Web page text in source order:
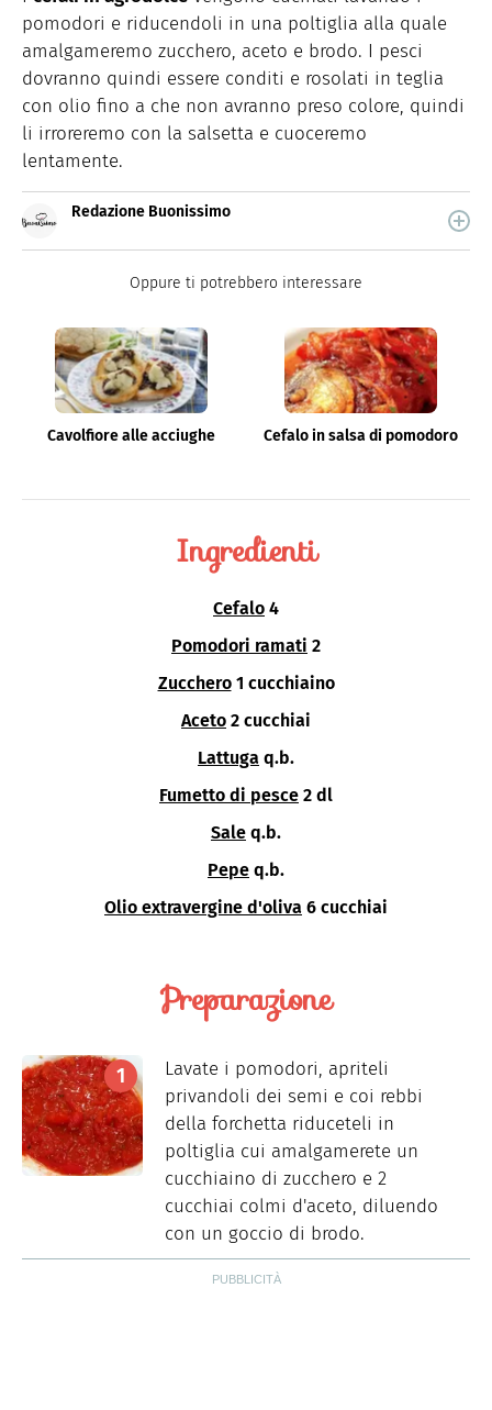
pomodori e riducendoli in una poltiglia alla quale
amalgameremo zucchero, aceto e brodo. I pesci
dovranno quindi essere conditi e rosolati in teglia
con olio fino a che non avranno preso colore, quindi
li irroreremo con la salsetta e cuoceremo
lentamente.
Redazione Buonissimo
quale trovi idee veloci, facili e spiegate passo passo.
Oppure ti potrebbero interessare
Cavolfiore alle acciughe Cefalo in salsa di pomodoro
Ingredienti
Cefalo 4
Pomodori ramati 2
Zucchero 1 cucchiaino
Aceto 2 cucchiai
Lattuga q.b.
Fumetto di pesce 2 dl
Sale q.b.
Pepe q.b.
Olio extravergine d'oliva 6 cucchiai
Preparazione
Lavate i pomodori, apriteli
privandoli dei semi e coi rebbi
della forchetta riduceteli in
poltiglia cui amalgamerete un
cucchiaino di zucchero e 2
cucchiai colmi d'aceto, diluendo
con un goccio di brodo.